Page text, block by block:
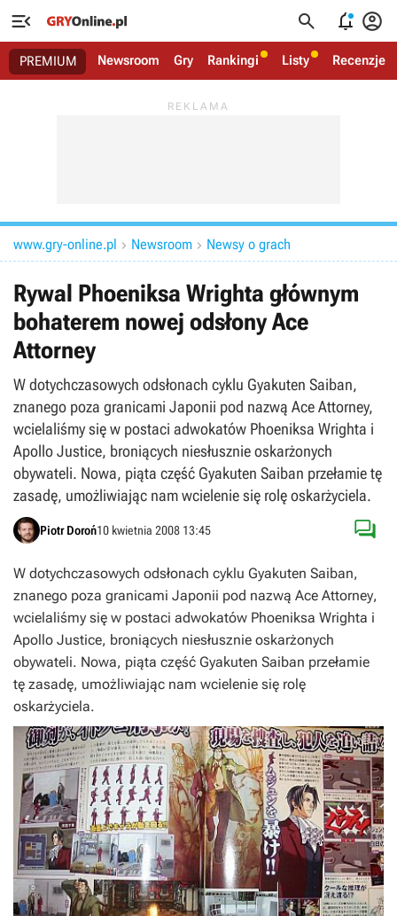
   
PREMIUM Newsroom Gry Rankingi Listy Recenzje
www.gry-online.pl  Newsroom  Newsy o grach
Rywal Phoeniksa Wrighta głównym
bohaterem nowej odsłony Ace
Attorney
W dotychczasowych odsłonach cyklu Gyakuten Saiban,
znanego poza granicami Japonii pod nazwą Ace Attorney,
wcielaliśmy się w postaci adwokatów Phoeniksa Wrighta i
Apollo Justice, broniących niesłusznie oskarżonych
obywateli. Nowa, piąta część Gyakuten Saiban przełamie tę
zasadę, umożliwiając nam wcielenie się rolę oskarżyciela.
Piotr Doroń10 kwietnia 2008 13:45 
W dotychczasowych odsłonach cyklu Gyakuten Saiban,
znanego poza granicami Japonii pod nazwą Ace Attorney,
wcielaliśmy się w postaci adwokatów Phoeniksa Wrighta i
Apollo Justice, broniących niesłusznie oskarżonych
obywateli. Nowa, piąta część Gyakuten Saiban przełamie
tę zasadę, umożliwiając nam wcielenie się rolę
oskarżyciela.